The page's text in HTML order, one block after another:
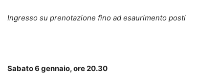
Ingresso su prenotazione fino ad esaurimento posti
Sabato 6 gennaio, ore 20.30